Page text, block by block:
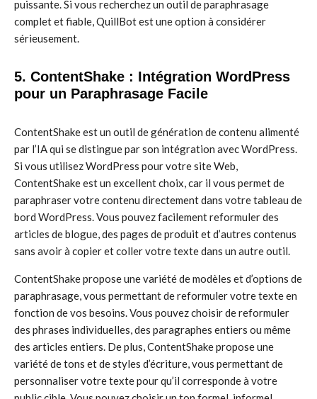
puissante. Si vous recherchez un outil de paraphrasage
complet et fiable, QuillBot est une option à considérer
sérieusement.
5. ContentShake : Intégration WordPress
pour un Paraphrasage Facile
ContentShake est un outil de génération de contenu alimenté
par l’IA qui se distingue par son intégration avec WordPress.
Si vous utilisez WordPress pour votre site Web,
ContentShake est un excellent choix, car il vous permet de
paraphraser votre contenu directement dans votre tableau de
bord WordPress. Vous pouvez facilement reformuler des
articles de blogue, des pages de produit et d’autres contenus
sans avoir à copier et coller votre texte dans un autre outil.
ContentShake propose une variété de modèles et d’options de
paraphrasage, vous permettant de reformuler votre texte en
fonction de vos besoins. Vous pouvez choisir de reformuler
des phrases individuelles, des paragraphes entiers ou même
des articles entiers. De plus, ContentShake propose une
variété de tons et de styles d’écriture, vous permettant de
personnaliser votre texte pour qu’il corresponde à votre